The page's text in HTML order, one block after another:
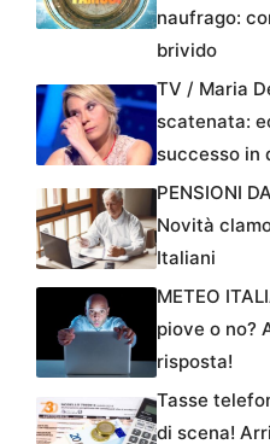
naufrago:
brivido
TV / Maria
scatenata:
successo in
PENSIONI
Novità
Italiani
METEO
piove o no?
risposta!
Tasse
di scena!